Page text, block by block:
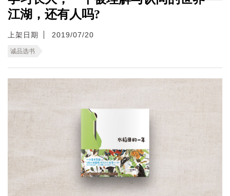
江湖，还有人吗?
上架日期 2019/07/20
诚品选书